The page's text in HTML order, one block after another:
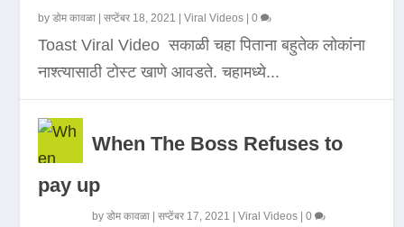
byडोम कावळा |सप्टेंबर 18, 2021 |Viral Videos |0
Toast Viral Video सकाळी चहा पिताना बहुतेक लोकांना
नाश्त्यासाठी टोस्ट खाणे आवडते. चहामध्ये...
When The Boss Refuses to
pay up
byडोम कावळा |सप्टेंबर 17, 2021 |Viral Videos |0